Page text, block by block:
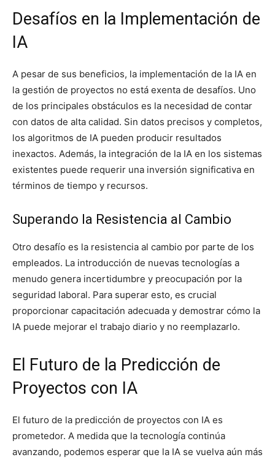
Desafíos en la Implementación de
IA
A pesar de sus beneficios, la implementación de la IA en
la gestión de proyectos no está exenta de desafíos. Uno
de los principales obstáculos es la necesidad de contar
con datos de alta calidad. Sin datos precisos y completos,
los algoritmos de IA pueden producir resultados
inexactos. Además, la integración de la IA en los sistemas
existentes puede requerir una inversión significativa en
términos de tiempo y recursos.
Superando la Resistencia al Cambio
Otro desafío es la resistencia al cambio por parte de los
empleados. La introducción de nuevas tecnologías a
menudo genera incertidumbre y preocupación por la
seguridad laboral. Para superar esto, es crucial
proporcionar capacitación adecuada y demostrar cómo la
IA puede mejorar el trabajo diario y no reemplazarlo.
El Futuro de la Predicción de
Proyectos con IA
El futuro de la predicción de proyectos con IA es
prometedor. A medida que la tecnología continúa
avanzando, podemos esperar que la IA se vuelva aún más